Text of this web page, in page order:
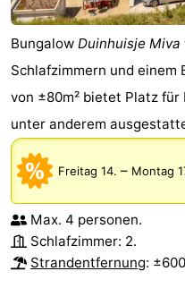
Bungalow Duinhuisje Miva
Schlafzimmern und einem
von ±80m² bietet Platz für
unter anderem
Freitag 14. – Montag
Max. 4 personen.
Schlafzimmer: 2.
Strandentfernung: